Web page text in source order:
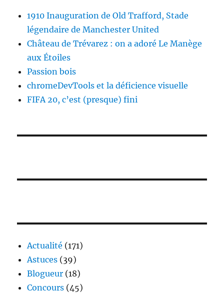
1910 Inauguration de Old Trafford, Stade
légendaire de Manchester United
Château de Trévarez : on a adoré Le Manège
aux Étoiles
Passion bois
chromeDevTools et la déficience visuelle
FIFA 20, c’est (presque) fini
Actualité (171)
Astuces (39)
Blogueur (18)
Concours (45)